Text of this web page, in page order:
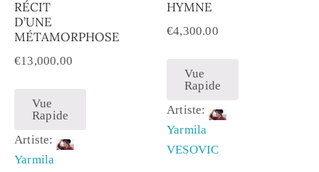
RÉCIT
D’UNE
MÉTAMORPHOSE
€13,000.00
Vue
Rapide
Artiste:
Yarmila
HYMNE
€4,300.00
Vue
Rapide
Artiste:
Yarmila
VESOVIC